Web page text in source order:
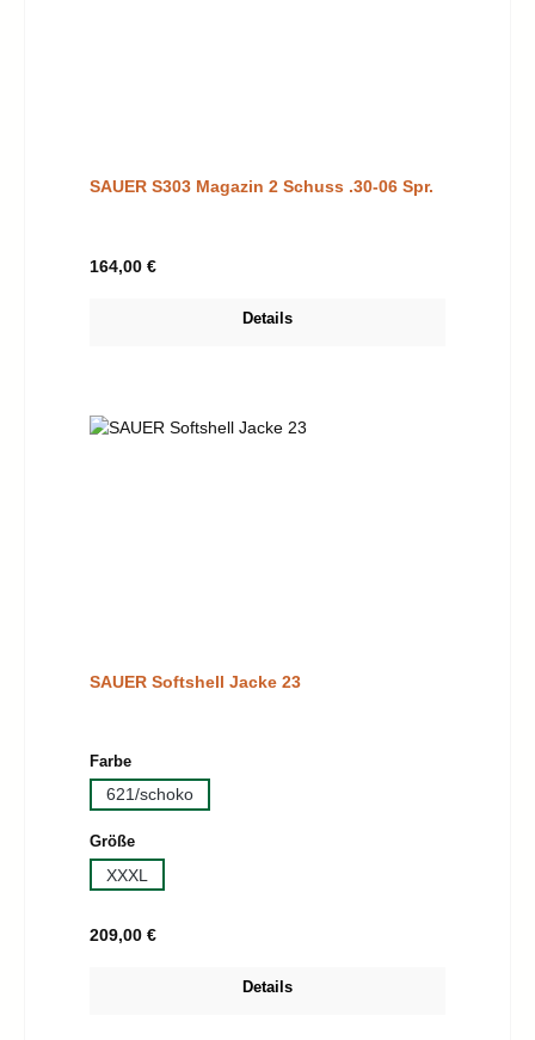
SAUER S303 Magazin 2 Schuss .30-06 Spr.
Regulärer Preis:
164,00 €
Details
SAUER Softshell Jacke 23
Farbeauswählen
621/schoko
Größeauswählen
XXXL
Regulärer Preis:
209,00 €
Details